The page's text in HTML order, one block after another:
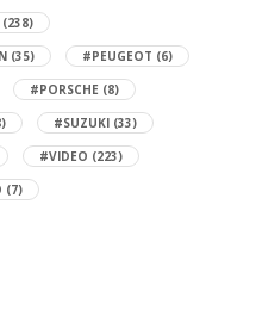
(238)
(35) #PEUGEOT (6)
#PORSCHE (8)
#SUZUKI (33)
#VIDEO (223)
(7)